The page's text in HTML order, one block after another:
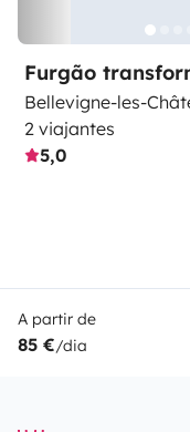
Furgão
Bellevigne-les-
2 viajantes
5,0
A partir de
85 €/dia